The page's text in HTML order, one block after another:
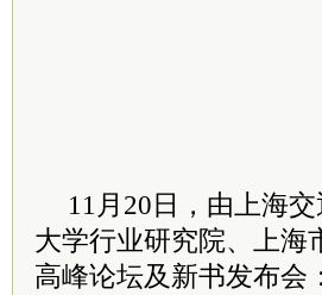
11月20日，由上海
大学行业研究院、上海
高峰论坛及新书发布会